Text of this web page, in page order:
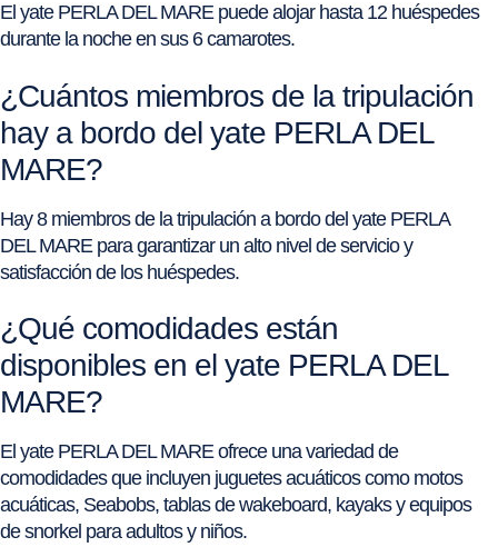
El yate PERLA DEL MARE puede alojar hasta 12 huéspedes
durante la noche en sus 6 camarotes.
¿Cuántos miembros de la tripulación
hay a bordo del yate PERLA DEL
MARE?
Hay 8 miembros de la tripulación a bordo del yate PERLA
DEL MARE para garantizar un alto nivel de servicio y
satisfacción de los huéspedes.
¿Qué comodidades están
disponibles en el yate PERLA DEL
MARE?
El yate PERLA DEL MARE ofrece una variedad de
comodidades que incluyen juguetes acuáticos como motos
acuáticas, Seabobs, tablas de wakeboard, kayaks y equipos
de snorkel para adultos y niños.